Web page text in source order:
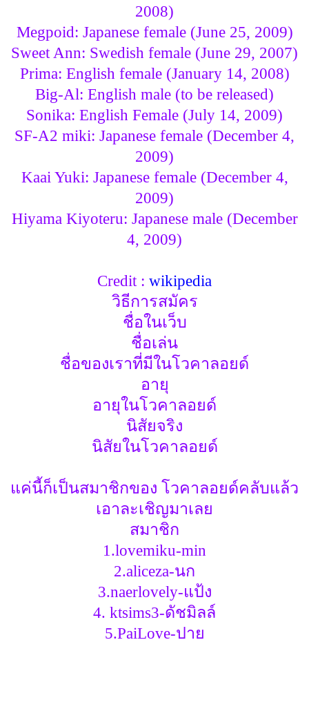
2008)
Megpoid: Japanese female (June 25, 2009)
Sweet Ann: Swedish female (June 29, 2007)
Prima: English female (January 14, 2008)
Big-Al: English male (to be released)
Sonika: English Female (July 14, 2009)
SF-A2 miki: Japanese female (December 4,
2009)
Kaai Yuki: Japanese female (December 4,
2009)
Hiyama Kiyoteru: Japanese male (December
4, 2009)
Credit : wikipedia
วิธีการสมัคร
ชื่อในเว็บ
ชื่อเล่น
ชื่อของเราที่มีในโวคาลอยด์
อายุ
อายุในโวคาลอยด์
นิสัยจริง
นิสัยในโวคาลอยด์
แค่นี้ก็เป็นสมาชิกของ โวคาลอยด์คลับแล้ว
เอาละเชิญมาเลย
สมาชิก
1.lovemiku-min
2.aliceza-นก
3.naerlovely-แป้ง
4. ktsims3-ดัชมิลล์
5.PaiLove-ปาย